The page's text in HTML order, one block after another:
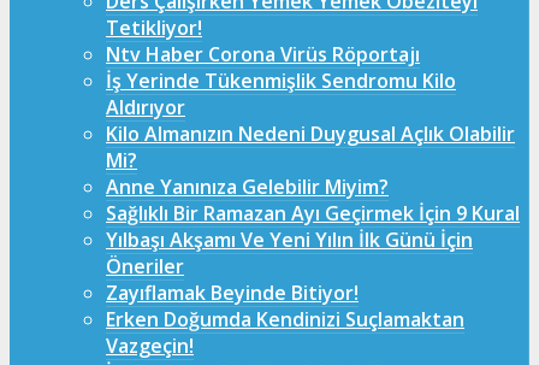
Tetikliyor!
Ntv Haber Corona Virüs Röportajı
İş Yerinde Tükenmişlik Sendromu Kilo
Aldırıyor
Kilo Almanızın Nedeni Duygusal Açlık Olabilir
Mi?
Anne Yanınıza Gelebilir Miyim?
Sağlıklı Bir Ramazan Ayı Geçirmek İçin 9 Kural
Yılbaşı Akşamı Ve Yeni Yılın İlk Günü İçin
Öneriler
Zayıflamak Beyinde Bitiyor!
Erken Doğumda Kendinizi Suçlamaktan
Vazgeçin!